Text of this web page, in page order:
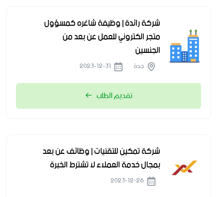
شركة رائدة | وظيفة شاغره كمسؤول
متجر الكتروني للعمل عن بعد من
الجنسين
جدة
تقديم الطلب
شركة تمكين للتقنيات | وظائف عن بعد
بمجال خدمة العملاء لا تشترط الخبرة